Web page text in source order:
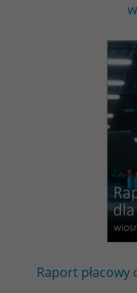
Raport płacowy